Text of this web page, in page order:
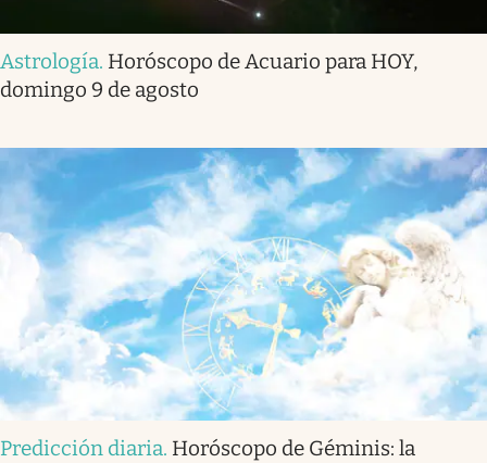
Astrología. Horóscopo de Acuario para HOY,
domingo 9 de agosto
Predicción diaria. Horóscopo de Géminis: la